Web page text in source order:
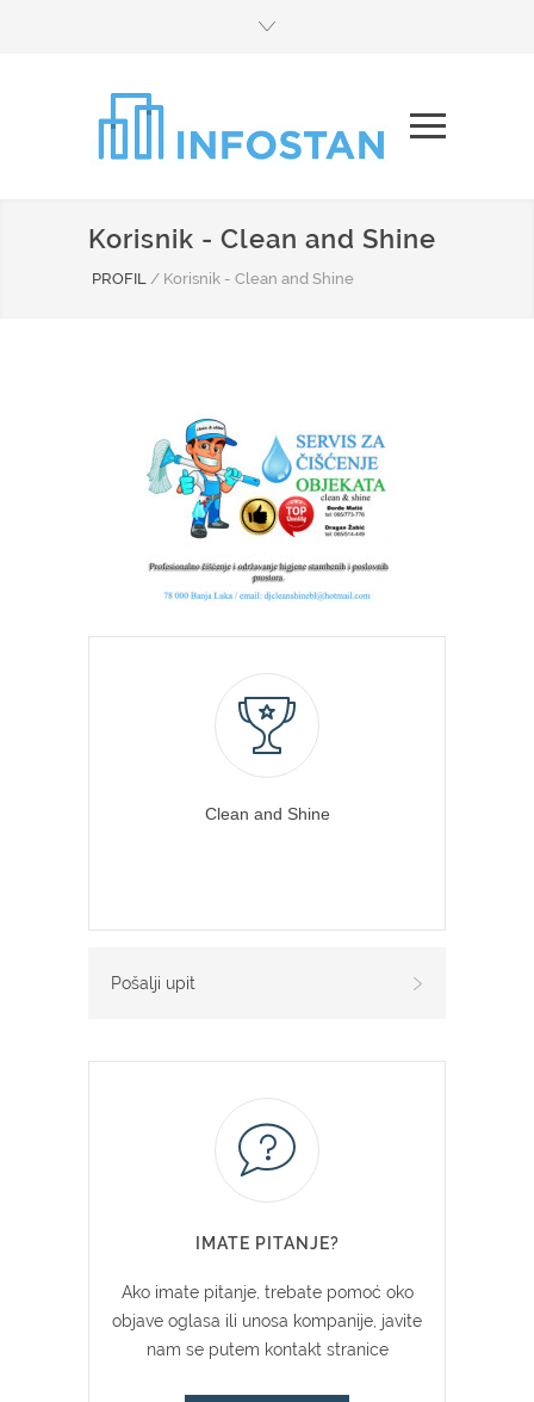
Korisnik - Clean and Shine
PROFIL / Korisnik - Clean and Shine
Clean and Shine
Pošalji upit
IMATE PITANJE?
Ako imate pitanje, trebate pomoć oko
objave oglasa ili unosa kompanije, javite
nam se putem kontakt stranice